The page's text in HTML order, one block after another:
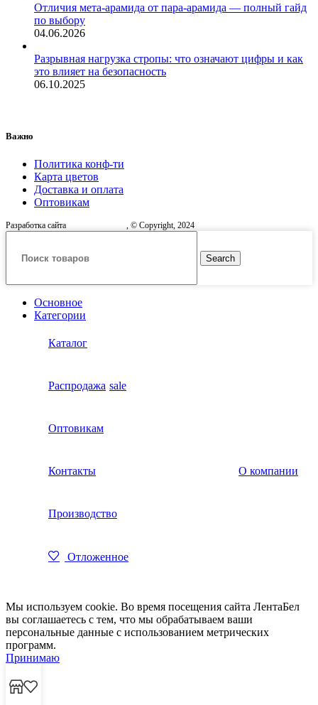
Отличия мета-арамида от пара-арамида — полный гайд
по выбору
04.06.2026
Разрывная нагрузка стропы: что означают цифры и как
это влияет на безопасность
06.10.2025
Важно
Политика конф-ти
Карта цветов
Доставка и оплата
Оптовикам
Разработка сайта , © Copyright, 2024
Search
Основное
Категории
Каталог
Распродажа sale
Оптовикам
Контакты О компании
Производство
Отложенное
Мы используем cookie. Во время посещения сайта ЛентаБел
вы соглашаетесь с тем, что мы обрабатываем ваши
персональные данные с использованием метрических
программ.
Принимаю